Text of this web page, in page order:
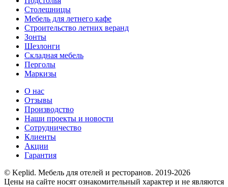
Столешницы
Мебель для летнего кафе
Строительство летних веранд
Зонты
Шезлонги
Складная мебель
Перголы
Маркизы
О нас
Отзывы
Производство
Наши проекты и новости
Сотрудничество
Клиенты
Акции
Гарантия
© Keplid. Мебель для отелей и ресторанов. 2019-2026
Цены на сайте носят ознакомительный характер и не являются